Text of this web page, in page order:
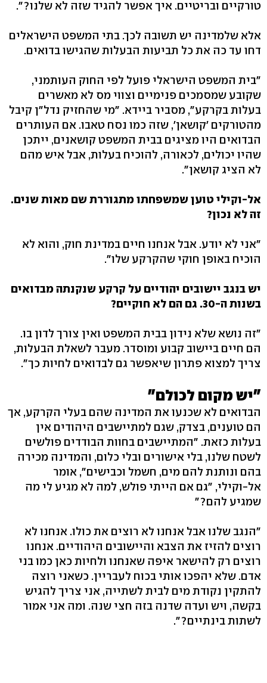
טורקיים ובריטיים. איך אפשר להגיד שזה לא שלנו?".
אלא שלמדינה יש תשובה לכך. בתי המשפט הישראלים
דחו עד כה את כל תביעות הבעלות שהגישו בדואים.
"בית המשפט הישראלי פועל לפי החוק העותמני,
שקובע שמסמכים פנימיים וצווי מס לא מאשרים
בעלות בקרקע", מסביר ביידא. "מי שהחזיק נדל"ן קיבל
מהטורקים 'קושאן', שזה כמו נסח טאבו. אם העותרים
הבדואים היו מציגים בבית המשפט קושאנים, ייתכן
שהיו יכולים, לכאורה, להוכיח בעלות, אבל איש מהם
לא הציג קושאן".
אל-וקילי טוען שמשפחתו מתגוררת שם מאות שנים.
זה לא נכון?
"אני לא יודע. אבל אנחנו חיים במדינת חוק, והוא לא
הוכיח באופן חוקי שהקרקע שלו".
יש בנגב יישובים יהודיים על קרקע שנקנתה מבדואים
בשנות ה-30. גם הם לא חוקיים?
"זה נושא שלא נידון בבית המשפט ואין צורך לדון בו.
הם חיים ביישוב קבוע ומוסדר. מעבר לשאלת הבעלות,
צריך למצוא פתרון שיאפשר גם לבדואים לחיות כך".
"יש מקום לכולם"
הבדואים לא שכנעו את המדינה שהם בעלי הקרקע, אך
הם טוענים, בצדק, שגם למתיישבים היהודים אין
בעלות כזאת. "המתיישבים בחוות הבודדים פולשים
לשטח שלנו, בלי אישורים ובלי כלום, והמדינה מכירה
בהם ונותנת להם מים, חשמל וכבישים", אומר
אל-וקילי, "גם אם הייתי פולש, למה לא מגיע לי מה
שמגיע להם?"
"הנגב שלנו אבל אנחנו לא רוצים את כולו. אנחנו לא
רוצים להזיז את הצבא והיישובים היהודיים. אנחנו
רוצים רק להישאר איפה שאנחנו ולחיות כאן כמו בני
אדם. שלא יהפכו אותי בכוח לעבריין. כשאני רוצה
להתקין נקודת מים לבית לשתייה, אני צריך להגיש
בקשה, ויש ועדה שדנה בזה חצי שנה. ומה אני אמור
לשתות בינתיים?".